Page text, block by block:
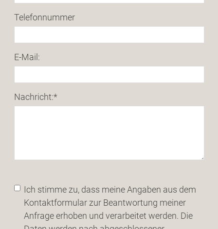
Telefonnummer
E-Mail:
Nachricht:*
Ich stimme zu, dass meine Angaben aus dem
Kontaktformular zur Beantwortung meiner
Anfrage erhoben und verarbeitet werden. Die